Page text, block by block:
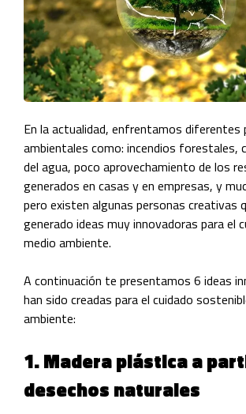
En la actualidad, enfrentamos diferentes
ambientales como: incendios forestales,
del agua, poco aprovechamiento de los
generados en casas y en empresas, y
pero existen algunas personas creativas
generado ideas muy innovadoras para el
medio ambiente.
A continuación te presentamos 6 ideas
han sido creadas para el cuidado
ambiente:
1. Madera plástica a
desechos naturales